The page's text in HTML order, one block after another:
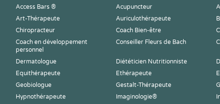
Access Bars ® Acupuncteur
Art-Thérapeute
Auriculothérapeute
Chiropracteur
Coach Bien-être
Coach en développement
personnel
Conseiller Fleurs de Bach
Dermatologue Diététicien Nutritionniste
Equithérapeute
Ethérapeute
Geobiologue
Gestalt-Thérapeute
Hypnothérapeute
Imaginologie®